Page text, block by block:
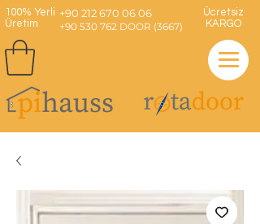
100% Yerli
Üretim
Ücretsiz
KARGO
+90 212 670 06 06
+90 530 762 DOOR (3667)